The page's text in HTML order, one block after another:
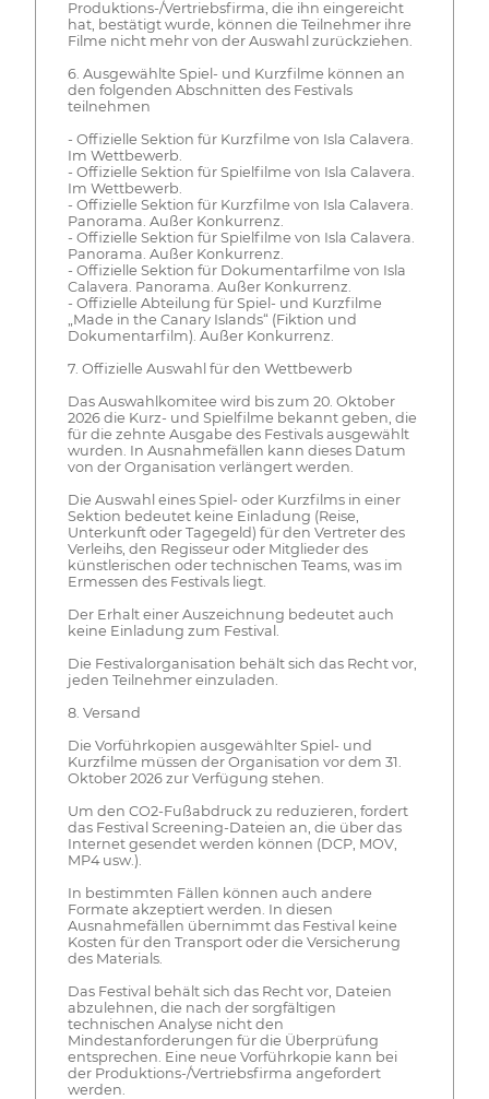
Produktions-/Vertriebsfirma, die ihn eingereicht
hat, bestätigt wurde, können die Teilnehmer ihre
Filme nicht mehr von der Auswahl zurückziehen.
6. Ausgewählte Spiel- und Kurzfilme können an
den folgenden Abschnitten des Festivals
teilnehmen
- Offizielle Sektion für Kurzfilme von Isla Calavera.
Im Wettbewerb.
- Offizielle Sektion für Spielfilme von Isla Calavera.
Im Wettbewerb.
- Offizielle Sektion für Kurzfilme von Isla Calavera.
Panorama. Außer Konkurrenz.
- Offizielle Sektion für Spielfilme von Isla Calavera.
Panorama. Außer Konkurrenz.
- Offizielle Sektion für Dokumentarfilme von Isla
Calavera. Panorama. Außer Konkurrenz.
- Offizielle Abteilung für Spiel- und Kurzfilme
„Made in the Canary Islands“ (Fiktion und
Dokumentarfilm). Außer Konkurrenz.
7. Offizielle Auswahl für den Wettbewerb
Das Auswahlkomitee wird bis zum 20. Oktober
2026 die Kurz- und Spielfilme bekannt geben, die
für die zehnte Ausgabe des Festivals ausgewählt
wurden. In Ausnahmefällen kann dieses Datum
von der Organisation verlängert werden.
Die Auswahl eines Spiel- oder Kurzfilms in einer
Sektion bedeutet keine Einladung (Reise,
Unterkunft oder Tagegeld) für den Vertreter des
Verleihs, den Regisseur oder Mitglieder des
künstlerischen oder technischen Teams, was im
Ermessen des Festivals liegt.
Der Erhalt einer Auszeichnung bedeutet auch
keine Einladung zum Festival.
Die Festivalorganisation behält sich das Recht vor,
jeden Teilnehmer einzuladen.
8. Versand
Die Vorführkopien ausgewählter Spiel- und
Kurzfilme müssen der Organisation vor dem 31.
Oktober 2026 zur Verfügung stehen.
Um den CO2-Fußabdruck zu reduzieren, fordert
das Festival Screening-Dateien an, die über das
Internet gesendet werden können (DCP, MOV,
MP4 usw.).
In bestimmten Fällen können auch andere
Formate akzeptiert werden. In diesen
Ausnahmefällen übernimmt das Festival keine
Kosten für den Transport oder die Versicherung
des Materials.
Das Festival behält sich das Recht vor, Dateien
abzulehnen, die nach der sorgfältigen
technischen Analyse nicht den
Mindestanforderungen für die Überprüfung
entsprechen. Eine neue Vorführkopie kann bei
der Produktions-/Vertriebsfirma angefordert
werden.